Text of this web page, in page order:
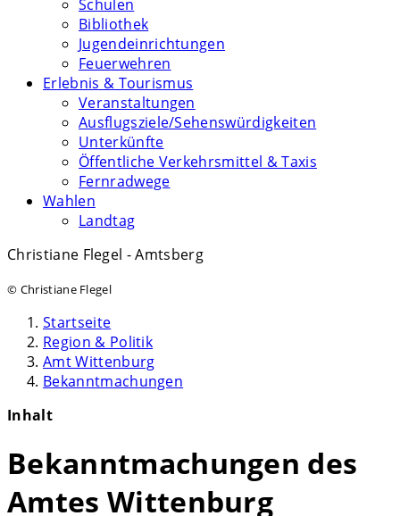
Schulen
Bibliothek
Jugendeinrichtungen
Feuerwehren
Erlebnis & Tourismus
Veranstaltungen
Ausflugsziele/Sehenswürdigkeiten
Unterkünfte
Öffentliche Verkehrsmittel & Taxis
Fernradwege
Wahlen
Landtag
Christiane Flegel - Amtsberg
© Christiane Flegel
Startseite
Region & Politik
Amt Wittenburg
Bekanntmachungen
Inhalt
Bekanntmachungen des
Amtes Wittenburg